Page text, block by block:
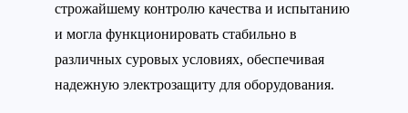
строжайшему контролю качества и испытанию
и могла функционировать стабильно в
различных суровых условиях, обеспечивая
надежную электрозащиту для оборудования.